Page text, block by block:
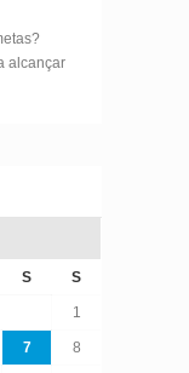
alcançar
S S
1
7 8